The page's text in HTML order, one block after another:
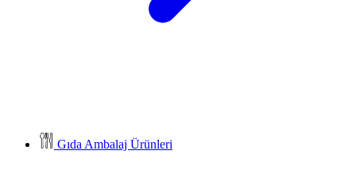
Gıda Ambalaj Ürünleri